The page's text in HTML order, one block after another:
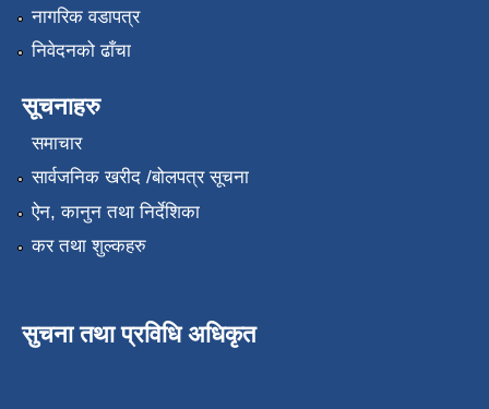
नागरिक वडापत्र
निवेदनको ढाँचा
सूचनाहरु
समाचार
सार्वजनिक खरीद /बोलपत्र सूचना
ऐन, कानुन तथा निर्देशिका
कर तथा शुल्कहरु
सुचना तथा प्रविधि अधिकृत